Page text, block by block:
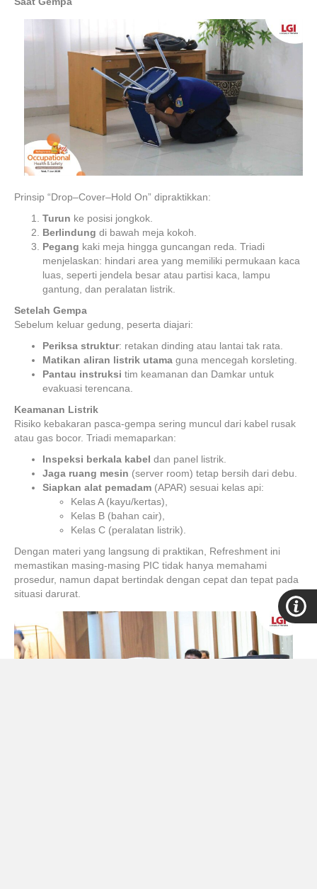
Prinsip “Drop–Cover–Hold On” dipraktikkan:
Turun ke posisi jongkok.
Berlindung di bawah meja kokoh.
Pegang kaki meja hingga guncangan reda. Triadi
menjelaskan: hindari area yang memiliki permukaan kaca
luas, seperti jendela besar atau partisi kaca, lampu
gantung, dan peralatan listrik.
Setelah Gempa
Sebelum keluar gedung, peserta diajari:
Periksa struktur: retakan dinding atau lantai tak rata.
Matikan aliran listrik utama guna mencegah korsleting.
Pantau instruksi tim keamanan dan Damkar untuk
evakuasi terencana.
Keamanan Listrik
Risiko kebakaran pasca-gempa sering muncul dari kabel rusak
atau gas bocor. Triadi memaparkan:
Inspeksi berkala kabel dan panel listrik.
Jaga ruang mesin (server room) tetap bersih dari debu.
Siapkan alat pemadam (APAR) sesuai kelas api:
Kelas A (kayu/kertas),
Kelas B (bahan cair),
Kelas C (peralatan listrik).
Dengan materi yang langsung di praktikan, Refreshment ini
memastikan masing-masing PIC tidak hanya memahami
prosedur, namun dapat bertindak dengan cepat dan tepat pada
situasi darurat.